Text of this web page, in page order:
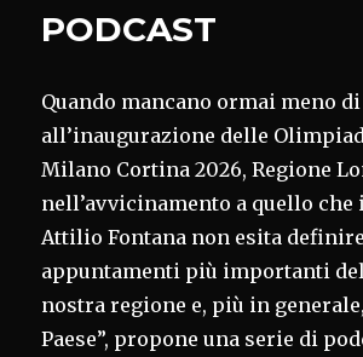
PODCAST
Quando mancano ormai meno
all’inaugurazione delle
Milano Cortina 2026, Regione
nell’avvicinamento a quello
Attilio Fontana non esita
appuntamenti più importanti
nostra regione e, più in
Paese”, propone una serie di